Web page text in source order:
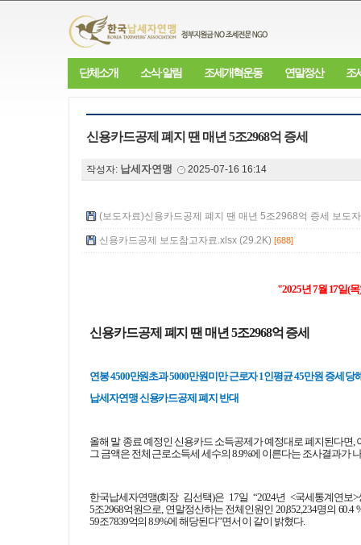
단체소개 소식·알림 조세개혁운동 연말정산 조
신용카드공제 폐지 땐 매년 5조2968억 증세
작성자: 납세자연맹 2025-07-16 16:14
(보도자료)신용카드공제 폐지 땐 매년 5조2968억 증세 보도
신용카드공제 보도참고자료.xlsx (29.2K) [688]
"2025년 7월 17일(
신용카드공제 폐지 땐 매년 5조2968억 증세
연봉 4500만원초과 5000만원미만 근로자 1인평균 45만원 증세 당
납세자연맹 신용카드공제 폐지 반대
올해 말 종료 예정인 신용카드 소득공제가 예정대로 폐지된다면,
그 금액은 전체 근로소득세 세수의 8.9%에 이른다는 조사결과가
한국납세자연맹(회장 김선택)은 17일 “2024년 <국세통계연
5조2968억원으로, 연말정산하는 전체인원인 20,852,234명의
59조7839억의 8.9%에 해당된다”면서 이 같이 밝혔다.